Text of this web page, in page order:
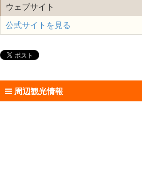
ウェブサイト
公式サイトを見る
周辺観光情報